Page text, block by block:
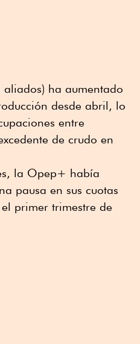
ha aumentado
desde abril, lo
entre
de crudo en
la Opep+ había
pausa en sus cuotas
primer trimestre de